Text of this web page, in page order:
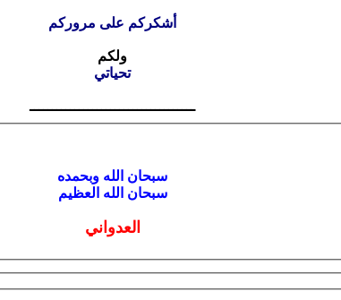
أشكركم على مروركم
ولكم
تحياتي
ـــــــــــــــــــــــــــــــــــــ
سبحان الله وبحمده
سبحان الله العظيم
العدواني